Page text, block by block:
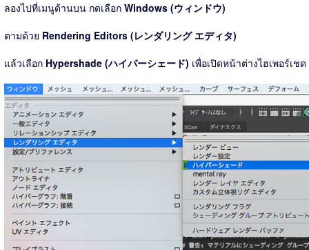
ลองไปที่เมนูด้านบน กดเลือก Windows (ウィンドウ)
ตามด้วย Rendering Editors (レンダリング エディタ)
แล้วเลือก Hypershade (ハイパーシェード) เพื่อเปิดหน้าต่างไฮเพอร์เชด